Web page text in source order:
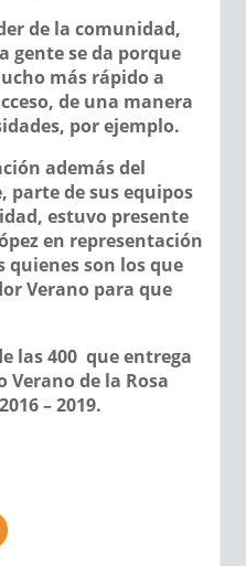
de la comunidad,
gente se da porque
más rápido a
de una manera
por ejemplo.
además del
parte de sus equipos
estuvo presente
en representación
quienes son los que
Verano para que
las 400 que entrega
Verano de la Rosa
– 2019.